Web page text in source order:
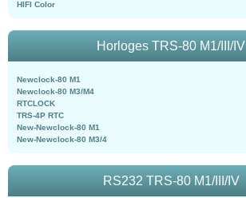
HIFI Color
Horloges TRS-80 M1/III/IV
Newclock-80 M1
Newclock-80 M3/M4
RTCLOCK
TRS-4P RTC
New-Newclock-80 M1
New-Newclock-80 M3/4
RS232 TRS-80 M1/III/IV